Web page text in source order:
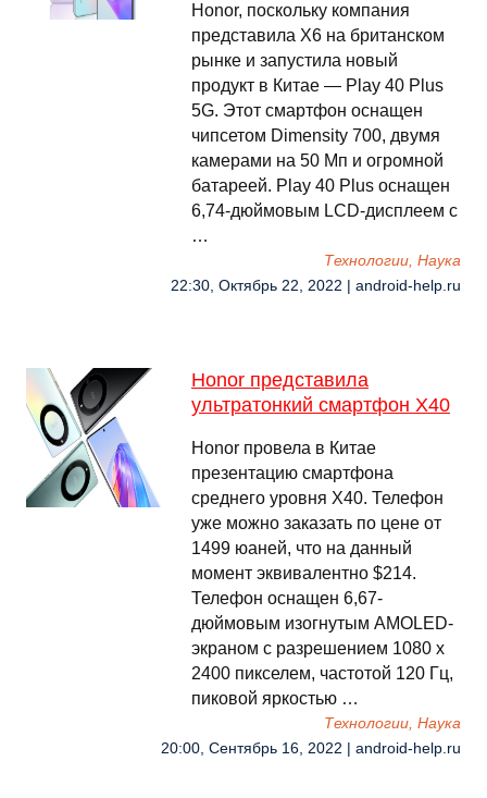
Honor, поскольку компания
представила X6 на британском
рынке и запустила новый
продукт в Китае — Play 40 Plus
5G. Этот смартфон оснащен
чипсетом Dimensity 700, двумя
камерами на 50 Мп и огромной
батареей. Play 40 Plus оснащен
6,74-дюймовым LCD-дисплеем с
…
Технологии, Наука
22:30, Октябрь 22, 2022 | android-help.ru
Honor представила
ультратонкий смартфон X40
Honor провела в Китае
презентацию смартфона
среднего уровня X40. Телефон
уже можно заказать по цене от
1499 юаней, что на данный
момент эквивалентно $214.
Телефон оснащен 6,67-
дюймовым изогнутым AMOLED-
экраном с разрешением 1080 x
2400 пикселем, частотой 120 Гц,
пиковой яркостью …
Технологии, Наука
20:00, Сентябрь 16, 2022 | android-help.ru